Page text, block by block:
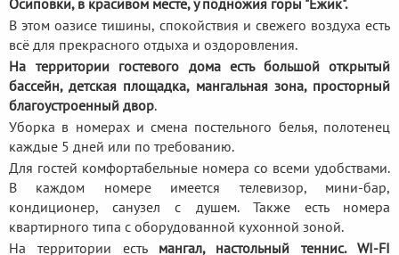
В этом оазисе тишины, спокойствия и свежего воздуха есть
всё для прекрасного отдыха и оздоровления.
На территории гостевого дома есть большой открытый
бассейн, детская площадка, мангальная зона, просторный
благоустроенный двор.
Уборка в номерах и смена постельного белья, полотенец
каждые 5 дней или по требованию.
Для гостей комфортабельные номера со всеми удобствами.
В каждом номере имеется телевизор, мини-бар,
кондиционер, санузел с душем. Также есть номера
квартирного типа с оборудованной кухонной зоной.
На территории есть мангал, настольный теннис. WI-FI